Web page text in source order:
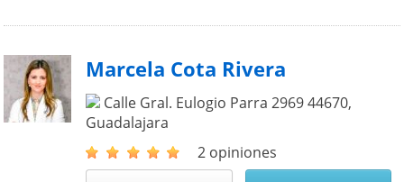
Marcela Cota Rivera
Calle Gral. Eulogio Parra 2969 44670,
Guadalajara
2 opiniones